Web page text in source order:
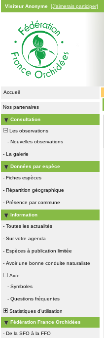
Visiteur Anonyme [J'aimerais participer]
Accueil
Nos partenaires
Consultation
Les observations
- Nouvelles observations
- La galerie
Données par espèce
- Fiches espèces
- Répartition géographique
- Présence par commune
Information
- Toutes les actualités
- Sur votre agenda
- Espèces à publication limitée
- Avoir une bonne conduite naturaliste
Aide
- Symboles
- Questions fréquentes
Statistiques d'utilisation
Fédération France Orchidées
- De la SFO à la FFO